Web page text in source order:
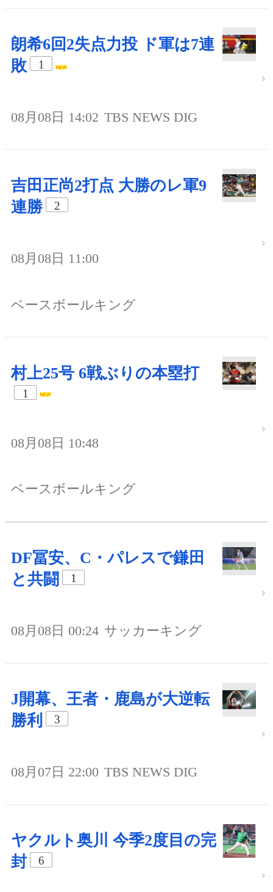
朗希6回2失点力投 ド軍は7連
敗
1
08月08日 14:02 TBS NEWS DIG
吉田正尚2打点 大勝のレ軍9
連勝
2
08月08日 11:00
ベースボールキング
村上25号 6戦ぶりの本塁打
1
08月08日 10:48
ベースボールキング
DF冨安、C・パレスで鎌田
と共闘
1
08月08日 00:24 サッカーキング
J開幕、王者・鹿島が大逆転
勝利
3
08月07日 22:00 TBS NEWS DIG
ヤクルト奥川 今季2度目の完
封
6